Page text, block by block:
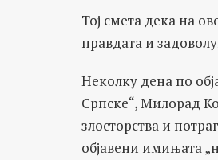
Тој смета дека на
правдата и
Неколку дена по
Српске“, Милорад
злосторства и
објавени имињата